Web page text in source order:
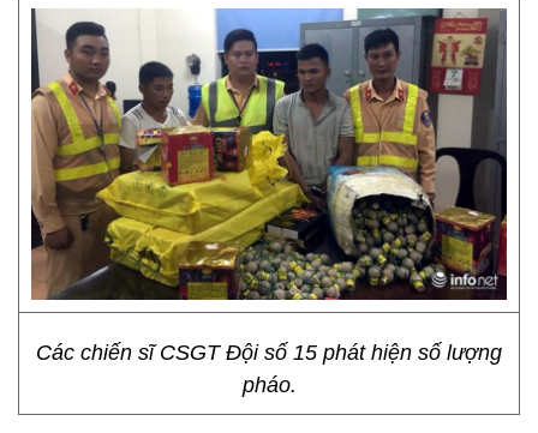
Các chiến sĩ CSGT Đội số 15 phát hiện số lượng
pháo.